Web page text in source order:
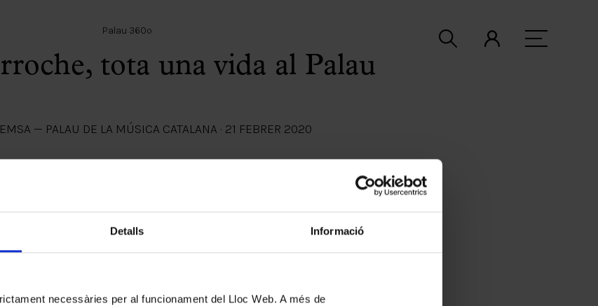
Detalls Informació
necessàries per al funcionament del Lloc Web. A més de
Palau 360º
tota una vida al Palau
— PALAU DE LA MÚSICA CATALANA · 21 FEBRER 2020